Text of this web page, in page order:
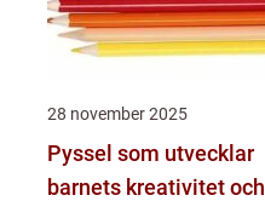
28 november 2025
Pyssel som utvecklar
barnets kreativitet och